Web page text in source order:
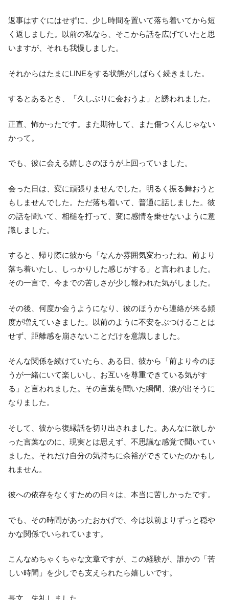
返事はすぐにはせずに、少し時間を置いて落ち着いてから短
く返しました。以前の私なら、そこから話を広げていたと思
いますが、それも我慢しました。
それからはたまにLINEをする状態がしばらく続きました。
するとあるとき、「久しぶりに会おうよ」と誘われました。
正直、怖かったです。また期待して、また傷つくんじゃない
かって。
でも、彼に会える嬉しさのほうが上回っていました。
会った日は、変に頑張りませんでした。明るく振る舞おうと
もしませんでした。ただ落ち着いて、普通に話しました。彼
の話を聞いて、相槌を打って、変に感情を乗せないように意
識しました。
すると、帰り際に彼から「なんか雰囲気変わったね。前より
落ち着いたし、しっかりした感じがする」と言われました。
その一言で、今までの苦しさが少し報われた気がしました。
その後、何度か会うようになり、彼のほうから連絡が来る頻
度が増えていきました。以前のように不安をぶつけることは
せず、距離感を崩さないことだけを意識しました。
そんな関係を続けていたら、ある日、彼から「前より今のほ
うが一緒にいて楽しいし、お互いを尊重できている気がす
る」と言われました。その言葉を聞いた瞬間、涙が出そうに
なりました。
そして、彼から復縁話を切り出されました。あんなに欲しか
った言葉なのに、現実とは思えず、不思議な感覚で聞いてい
ました。それだけ自分の気持ちに余裕ができていたのかもし
れません。
彼への依存をなくすための日々は、本当に苦しかったです。
でも、その時間があったおかげで、今は以前よりずっと穏や
かな関係でいられています。
こんなめちゃくちゃな文章ですが、この経験が、誰かの「苦
しい時間」を少しでも支えられたら嬉しいです。
長文、失礼しました。